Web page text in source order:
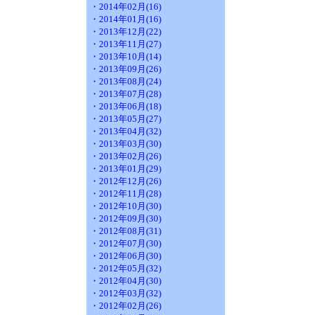
・2014年02月(16)
・2014年01月(16)
・2013年12月(22)
・2013年11月(27)
・2013年10月(14)
・2013年09月(26)
・2013年08月(24)
・2013年07月(28)
・2013年06月(18)
・2013年05月(27)
・2013年04月(32)
・2013年03月(30)
・2013年02月(26)
・2013年01月(29)
・2012年12月(26)
・2012年11月(28)
・2012年10月(30)
・2012年09月(30)
・2012年08月(31)
・2012年07月(30)
・2012年06月(30)
・2012年05月(32)
・2012年04月(30)
・2012年03月(32)
・2012年02月(26)